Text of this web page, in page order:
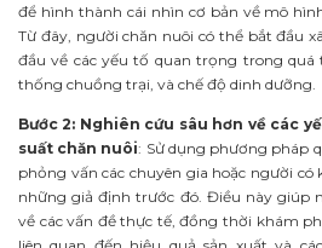
để hình thành cái nhìn cơ bản về mô
Từ đây, người chăn nuôi có thể bắt đầu
đầu về các yếu tố quan trọng trong
thống chuồng trại, và chế độ dinh dưỡng.
Bước 2: Nghiên cứu sâu hơn về các
suất chăn nuôi: Sử dụng phương pháp
phỏng vấn các chuyên gia hoặc người
những giả định trước đó. Điều này giúp
về các vấn đề thực tế, đồng thời khám